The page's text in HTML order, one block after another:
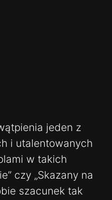
jeden z
i utalentowanych
w takich
czy „Skazany na
szacunek tak